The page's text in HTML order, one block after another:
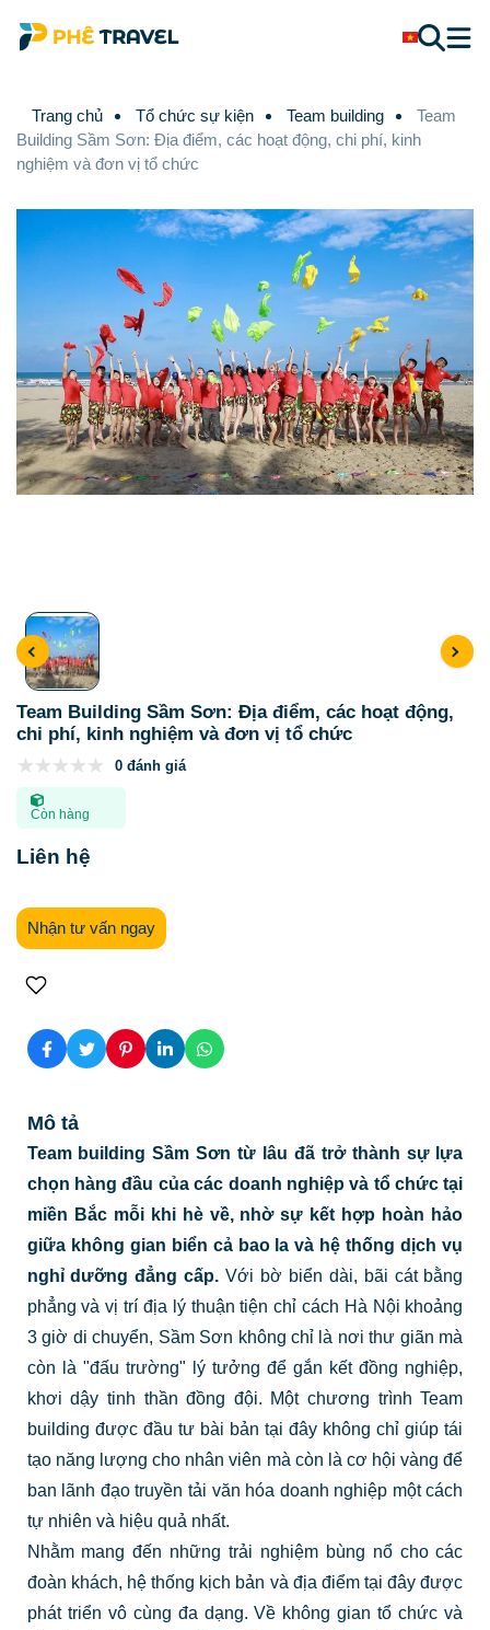
Trang chủ Tổ chức sự kiện Team building
Team
Building Sầm Sơn: Địa điểm, các hoạt động, chi phí, kinh
nghiệm và đơn vị tổ chức
Team Building Sầm Sơn: Địa điểm, các hoạt động,
chi phí, kinh nghiệm và đơn vị tổ chức
0 đánh giá
Còn hàng
Liên hệ
Nhận tư vấn ngay
Mô tả
Team building Sầm Sơn từ lâu đã trở thành sự lựa
chọn hàng đầu của các doanh nghiệp và tổ chức tại
miền Bắc mỗi khi hè về, nhờ sự kết hợp hoàn hảo
giữa không gian biển cả bao la và hệ thống dịch vụ
nghỉ dưỡng đẳng cấp. Với bờ biển dài, bãi cát bằng
phẳng và vị trí địa lý thuận tiện chỉ cách Hà Nội khoảng
3 giờ di chuyển, Sầm Sơn không chỉ là nơi thư giãn mà
còn là "đấu trường" lý tưởng để gắn kết đồng nghiệp,
khơi dậy tinh thần đồng đội. Một chương trình Team
building được đầu tư bài bản tại đây không chỉ giúp tái
tạo năng lượng cho nhân viên mà còn là cơ hội vàng để
ban lãnh đạo truyền tải văn hóa doanh nghiệp một cách
tự nhiên và hiệu quả nhất.
Nhằm mang đến những trải nghiệm bùng nổ cho các
đoàn khách, hệ thống kịch bản và địa điểm tại đây được
phát triển vô cùng đa dạng. Về không gian tổ chức và